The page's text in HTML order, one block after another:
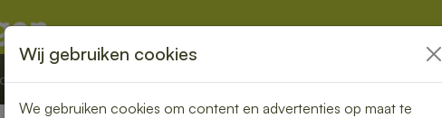
Overige
Wij gebruiken cookies
We gebruiken cookies om content en advertenties op maat te